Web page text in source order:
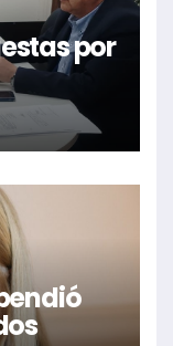
por